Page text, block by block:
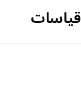
قياسات